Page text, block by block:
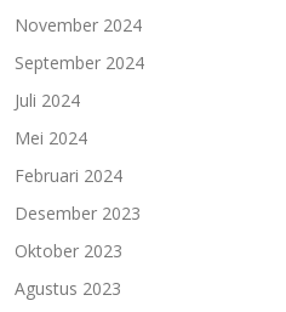
November 2024
September 2024
Juli 2024
Mei 2024
Februari 2024
Desember 2023
Oktober 2023
Agustus 2023